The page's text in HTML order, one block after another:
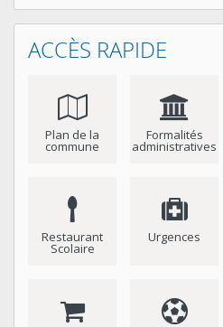
ACCÈS RAPIDE
Plan de la
commune
Formalités
administratives
Restaurant
Scolaire
Urgences